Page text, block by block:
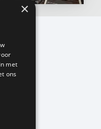
×
met
ons